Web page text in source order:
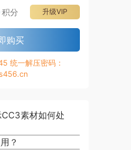
升级VIP
积分
购买
统一解压密码：
素材如何处
？